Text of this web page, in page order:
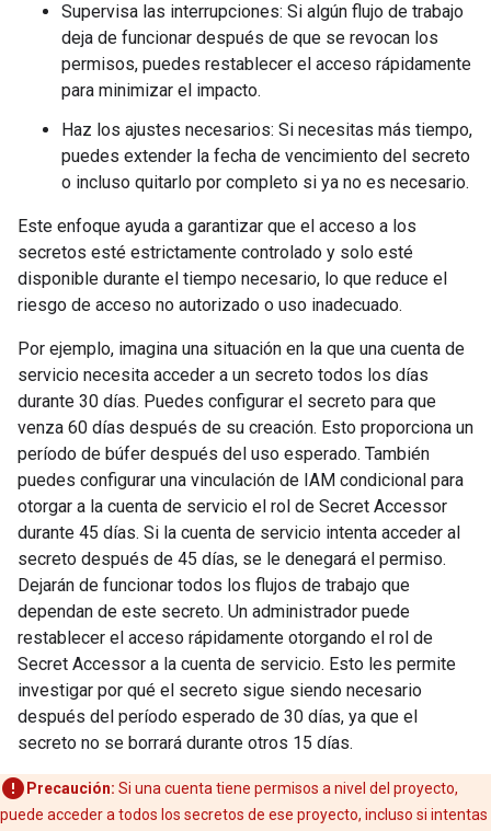
Supervisa las interrupciones: Si algún flujo de trabajo
deja de funcionar después de que se revocan los
permisos, puedes restablecer el acceso rápidamente
para minimizar el impacto.
Haz los ajustes necesarios: Si necesitas más tiempo,
puedes extender la fecha de vencimiento del secreto
o incluso quitarlo por completo si ya no es necesario.
Este enfoque ayuda a garantizar que el acceso a los
secretos esté estrictamente controlado y solo esté
disponible durante el tiempo necesario, lo que reduce el
riesgo de acceso no autorizado o uso inadecuado.
Por ejemplo, imagina una situación en la que una cuenta de
servicio necesita acceder a un secreto todos los días
durante 30 días. Puedes configurar el secreto para que
venza 60 días después de su creación. Esto proporciona un
período de búfer después del uso esperado. También
puedes configurar una vinculación de IAM condicional para
otorgar a la cuenta de servicio el rol de Secret Accessor
durante 45 días. Si la cuenta de servicio intenta acceder al
secreto después de 45 días, se le denegará el permiso.
Dejarán de funcionar todos los flujos de trabajo que
dependan de este secreto. Un administrador puede
restablecer el acceso rápidamente otorgando el rol de
Secret Accessor a la cuenta de servicio. Esto les permite
investigar por qué el secreto sigue siendo necesario
después del período esperado de 30 días, ya que el
secreto no se borrará durante otros 15 días.
Precaución: Si una cuenta tiene permisos a nivel del proyecto,
puede acceder a todos los secretos de ese proyecto, incluso si intentas